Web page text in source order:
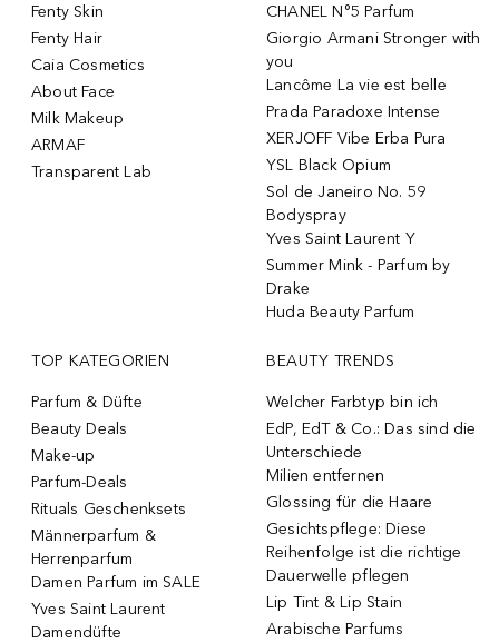
Fenty Skin
Fenty Hair
Caia Cosmetics
About Face
Milk Makeup
ARMAF
Transparent Lab
CHANEL N°5 Parfum
Giorgio Armani Stronger with
you
Lancôme La vie est belle
Prada Paradoxe Intense
XERJOFF Vibe Erba Pura
YSL Black Opium
Sol de Janeiro No. 59
Bodyspray
Yves Saint Laurent Y
Summer Mink - Parfum by
Drake
Huda Beauty Parfum
TOP KATEGORIEN
Parfum & Düfte
Beauty Deals
Make-up
Parfum-Deals
Rituals Geschenksets
Männerparfum &
Herrenparfum
Damen Parfum im SALE
Yves Saint Laurent
Damendüfte
BEAUTY TRENDS
Welcher Farbtyp bin ich
EdP, EdT & Co.: Das sind die
Unterschiede
Milien entfernen
Glossing für die Haare
Gesichtspflege: Diese
Reihenfolge ist die richtige
Dauerwelle pflegen
Lip Tint & Lip Stain
Arabische Parfums